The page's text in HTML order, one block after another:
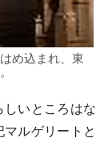
め込まれ、東
いところはな
ルゲリートと